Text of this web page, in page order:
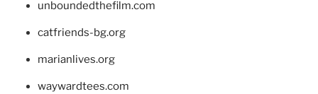
unboundedthefilm.com
catfriends-bg.org
marianlives.org
waywardtees.com